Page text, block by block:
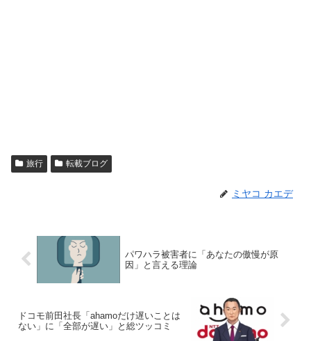
旅行 転載ブログ
ミヤコ カエデ
パワハラ被害者に「あなたの傲慢が原
因」と言える理論
ドコモ前田社長「ahamoだけ遅いことは
ない」に「全部が遅い」と総ツッコミ